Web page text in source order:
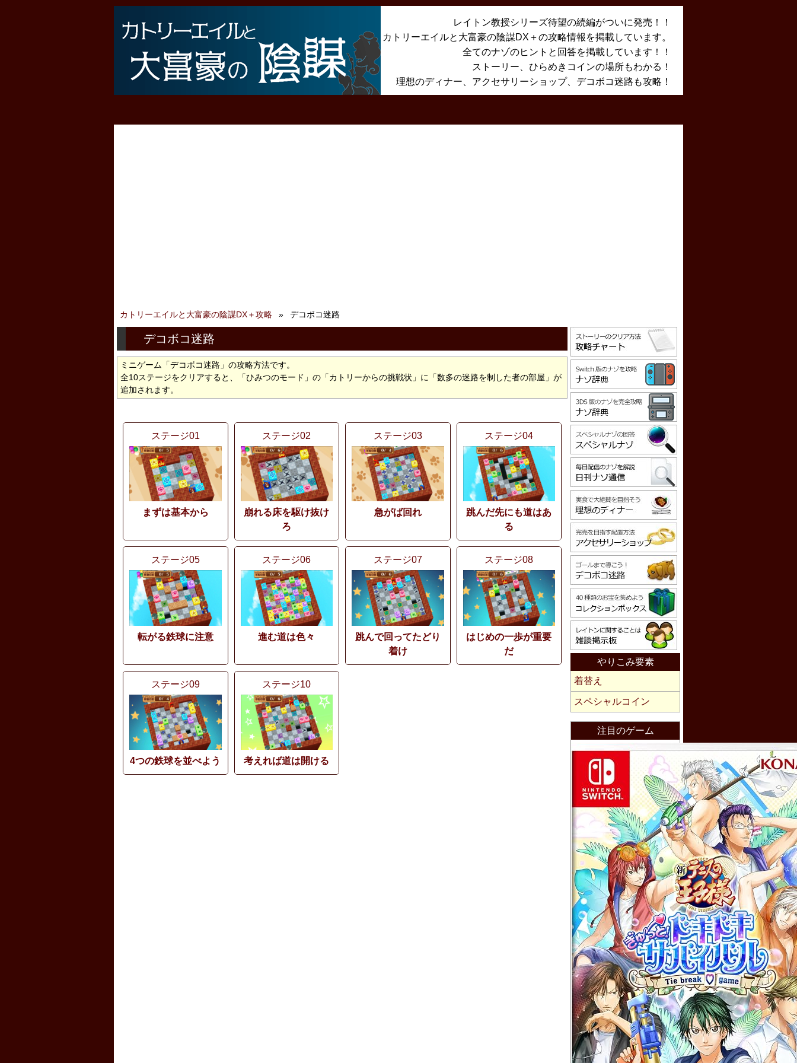
レイトン教授シリーズ待望の続編がついに発売！！
カトリーエイルと大富豪の陰謀DX＋の攻略情報を掲載しています。
全てのナゾのヒントと回答を掲載しています！！
ストーリー、ひらめきコインの場所もわかる！
理想のディナー、アクセサリーショップ、デコボコ迷路も攻略！
カトリーエイルと大富豪の陰謀DX＋攻略 デコボコ迷路
デコボコ迷路
ミニゲーム「デコボコ迷路」の攻略方法です。
全10ステージをクリアすると、「ひみつのモード」の「カトリーからの挑戦状」に「数多の迷路を制した者の部屋」が
追加されます。
ステージ01
まずは基本から
ステージ02
崩れる床を駆け抜け
ろ
ステージ03
急がば回れ
ステージ04
跳んだ先にも道はあ
る
ステージ05
転がる鉄球に注意
ステージ06
進む道は色々
ステージ07
跳んで回ってたどり
着け
ステージ08
はじめの一歩が重要
だ
ステージ09
4つの鉄球を並べよう
ステージ10
考えれば道は開ける
やりこみ要素
着替え
スペシャルコイン
注目のゲーム